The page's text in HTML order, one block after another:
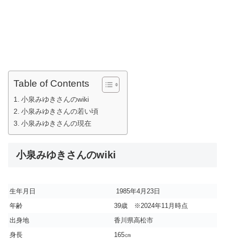
Table of Contents
小泉みゆきさんのwiki
小泉みゆきさんの若い頃
小泉みゆきさんの現在
小泉みゆきさんのwiki
生年月日
1985年4月23日
年齢
39歳 ※2024年11月時点
出身地
香川県高松市
身長
165㎝